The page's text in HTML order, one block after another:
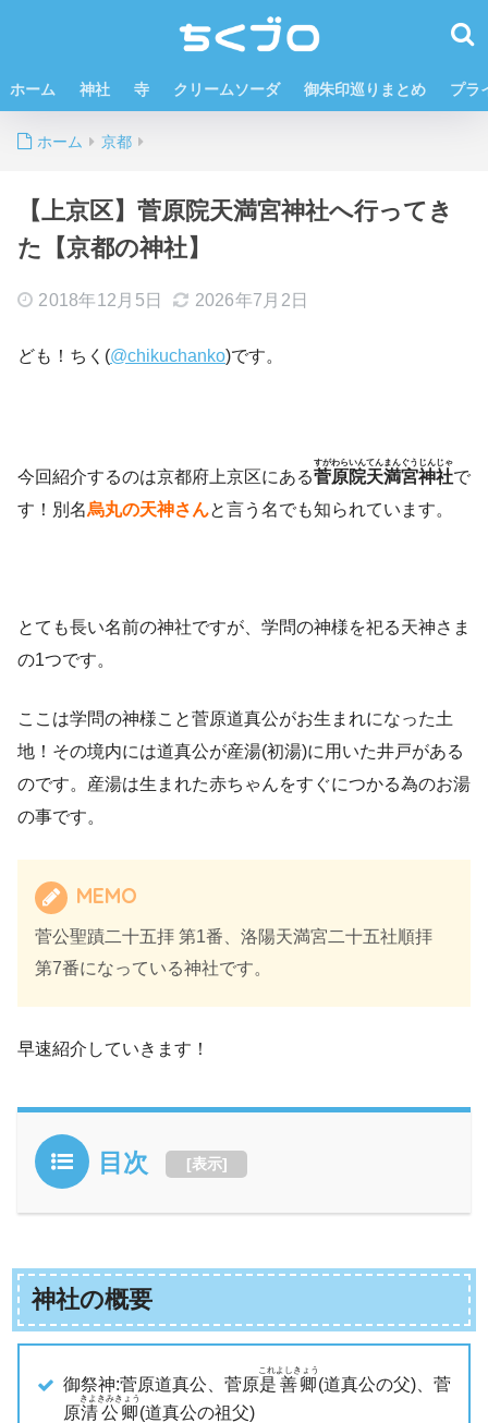
ホーム 神社 寺 クリームソーダ 御朱印巡りまとめ プラ
ホーム 京都
【上京区】菅原院天満宮神社へ行ってき
た【京都の神社】
2018年12月5日 2026年7月2日
ども！ちく(@chikuchanko)です。
今回紹介するのは京都府上京区にある菅原院天満宮神社
すがわらいんてんまんぐうじんじゃ
で
す！別名烏丸の天神さんと言う名でも知られています。
とても長い名前の神社ですが、学問の神様を祀る天神さま
の1つです。
ここは学問の神様こと菅原道真公がお生まれになった土
地！その境内には道真公が産湯(初湯)に用いた井戸がある
のです。産湯は生まれた赤ちゃんをすぐにつかる為のお湯
の事です。
MEMO
菅公聖蹟二十五拝 第1番、洛陽天満宮二十五社順拝
第7番になっている神社です。
早速紹介していきます！
目次 [表示]
神社の概要
御祭神:菅原道真公、菅原是善卿
これよしきょう
(道真公の父)、菅
原清公卿
きよきみきょう
(道真公の祖父)